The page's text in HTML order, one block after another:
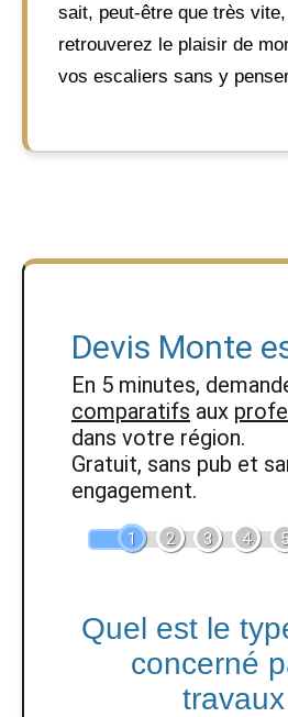
sait, peut-être que très
retrouverez le plaisir de
vos escaliers sans y
Devis Monte
En 5 minutes,
comparatifs aux
dans votre région.
Gratuit, sans pub et
engagement.
1 2 3 4
Quel est le
concerné